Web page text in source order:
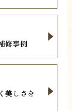
修事例
美しさを